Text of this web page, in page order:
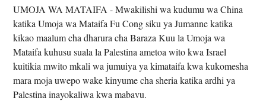
UMOJA WA MATAIFA - Mwakilishi wa kudumu wa China
katika Umoja wa Mataifa Fu Cong siku ya Jumanne katika
kikao maalum cha dharura cha Baraza Kuu la Umoja wa
Mataifa kuhusu suala la Palestina ametoa wito kwa Israel
kuitikia mwito mkali wa jumuiya ya kimataifa kwa kukomesha
mara moja uwepo wake kinyume cha sheria katika ardhi ya
Palestina inayokaliwa kwa mabavu.